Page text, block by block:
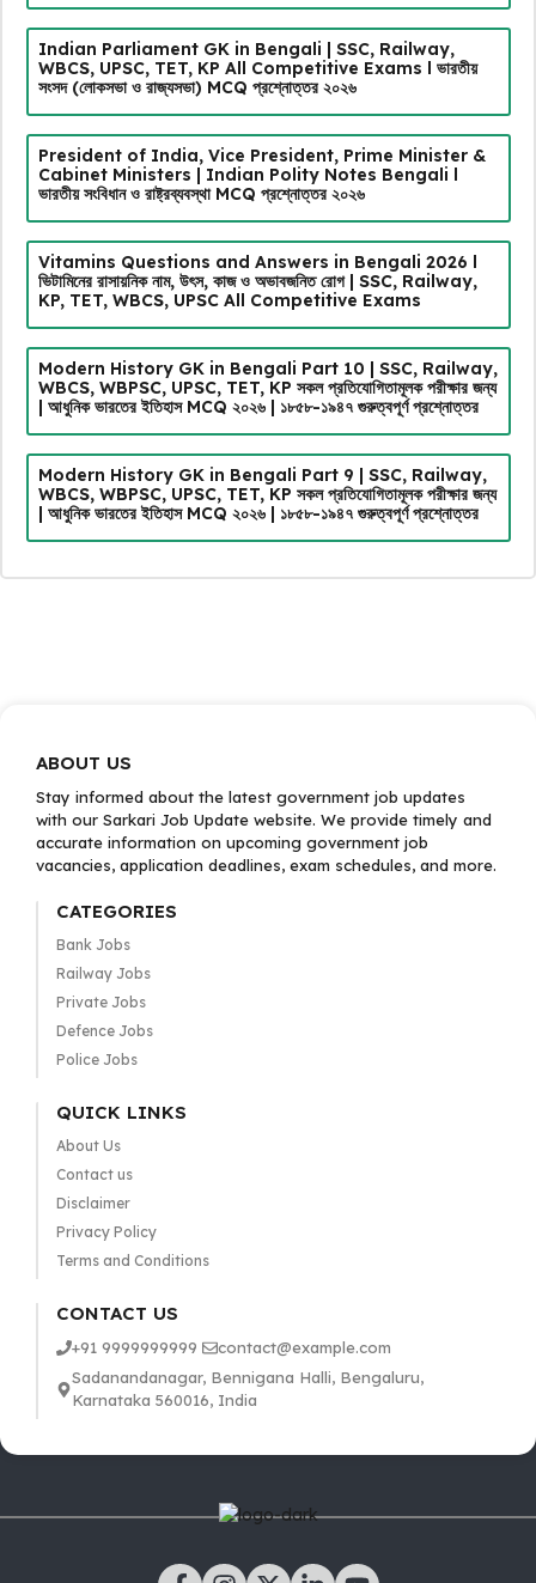
Indian Parliament GK in Bengali | SSC, Railway,
WBCS, UPSC, TET, KP All Competitive Exams l ভারতীয়
সংসদ (লোকসভা ও রাজ্যসভা) MCQ প্রশ্নোত্তর ২০২৬
President of India, Vice President, Prime Minister &
Cabinet Ministers | Indian Polity Notes Bengali l
ভারতীয় সংবিধান ও রাষ্ট্রব্যবস্থা MCQ প্রশ্নোত্তর ২০২৬
Vitamins Questions and Answers in Bengali 2026 l
ভিটামিনের রাসায়নিক নাম, উৎস, কাজ ও অভাবজনিত রোগ | SSC, Railway,
KP, TET, WBCS, UPSC All Competitive Exams
Modern History GK in Bengali Part 10 | SSC, Railway,
WBCS, WBPSC, UPSC, TET, KP সকল প্রতিযোগিতামূলক পরীক্ষার জন্য
| আধুনিক ভারতের ইতিহাস MCQ ২০২৬ | ১৮৫৮-১৯৪৭ গুরুত্বপূর্ণ প্রশ্নোত্তর
Modern History GK in Bengali Part 9 | SSC, Railway,
WBCS, WBPSC, UPSC, TET, KP সকল প্রতিযোগিতামূলক পরীক্ষার জন্য
| আধুনিক ভারতের ইতিহাস MCQ ২০২৬ | ১৮৫৮-১৯৪৭ গুরুত্বপূর্ণ প্রশ্নোত্তর
ABOUT US
Stay informed about the latest government job updates
with our Sarkari Job Update website. We provide timely and
accurate information on upcoming government job
vacancies, application deadlines, exam schedules, and more.
CATEGORIES
Bank Jobs
Railway Jobs
Private Jobs
Defence Jobs
Police Jobs
QUICK LINKS
About Us
Contact us
Disclaimer
Privacy Policy
Terms and Conditions
CONTACT US
+91 9999999999
contact@example.com
Sadanandanagar, Bennigana Halli, Bengaluru,
Karnataka 560016, India